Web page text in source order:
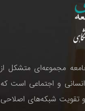
مجموعه‌ای متشکل از
و اجتماعی است که
و تقویت شبکه‌های اصلاحی